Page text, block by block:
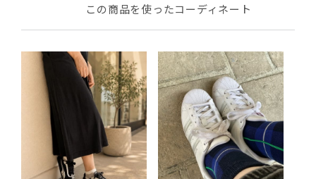
この商品を使ったコーディネート